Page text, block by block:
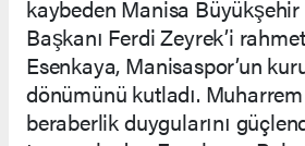
kaybeden Manisa
Başkanı Ferdi Zeyrek’i
Esenkaya, Manisaspor’un
dönümünü kutladı.
beraberlik duygularını